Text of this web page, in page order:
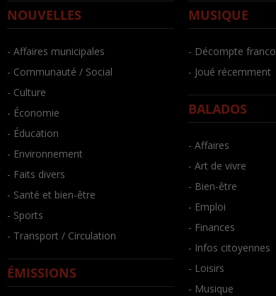
NOUVELLES
- Affaires municipales
- Communauté / Social
- Culture
- Économie
- Éducation
- Environnement
- Faits divers
- Santé et bien-être
- Sports
- Transport / Circulation
ÉMISSIONS
MUSIQUE
- Décompte franco
- Joué récemment
BALADOS
- Affaires
- Art de vivre
- Bien-être
- Emploi
- Finances
- Infos citoyennes
- Loisirs
- Musique